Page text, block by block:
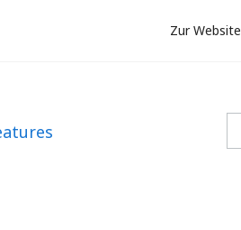
Zur Website